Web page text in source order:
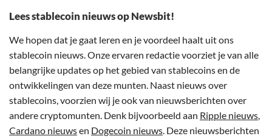
Lees stablecoin nieuws op Newsbit!
We hopen dat je gaat leren en je voordeel haalt uit ons
stablecoin nieuws. Onze ervaren redactie voorziet je van alle
belangrijke updates op het gebied van stablecoins en de
ontwikkelingen van deze munten. Naast nieuws over
stablecoins, voorzien wij je ook van nieuwsberichten over
andere cryptomunten. Denk bijvoorbeeld aan Ripple nieuws,
Cardano nieuwsen Dogecoin nieuws. Deze nieuwsberichten